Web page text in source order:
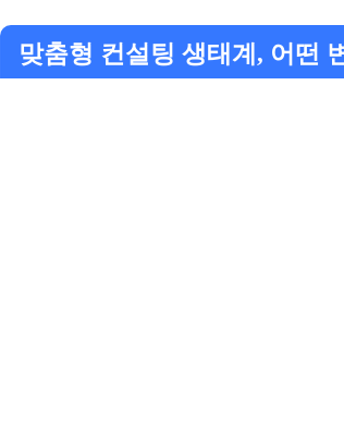
맞춤형 컨설팅 생태계, 어떤